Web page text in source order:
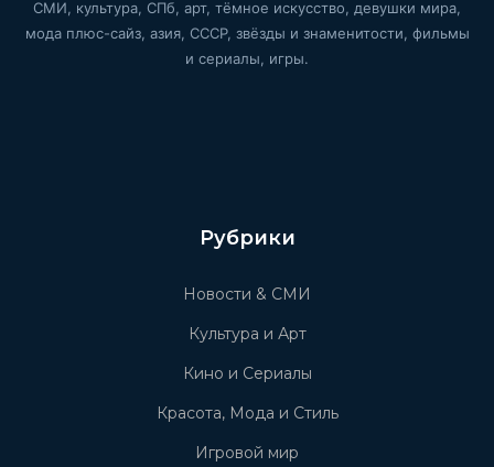
СМИ, культура, СПб, арт, тёмное искусство, девушки мира,
мода плюс-сайз, азия, СССР, звёзды и знаменитости, фильмы
и сериалы, игры.
Рубрики
Новости & СМИ
Культура и Арт
Кино и Сериалы
Красота, Мода и Стиль
Игровой мир